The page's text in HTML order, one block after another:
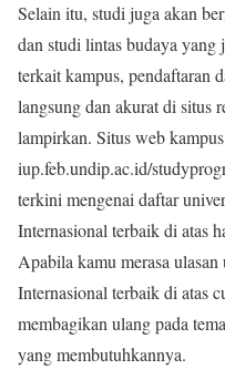
Selain itu, studi juga akan
dan studi lintas budaya yang
terkait kampus, pendaftaran
langsung dan akurat di situs
lampirkan. Situs web
iup.feb.undip.ac.id/
terkini mengenai daftar
Internasional terbaik di atas
Apabila kamu merasa
Internasional terbaik di atas
membagikan ulang pada
yang membutuhkannya.